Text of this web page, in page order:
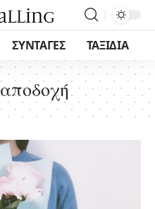
ΣΥΝΤΑΓΕΣ ΤΑΞΙΔΙΑ
αποδοχή